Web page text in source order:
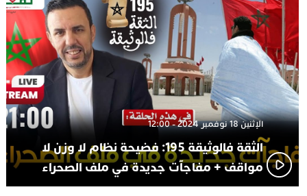
الإثنين 18 نوفمبر 2024 - 12:00
الثقة فالوثيقة 195: فضيحة نظام لا وزن لا
مواقف + مفاجآت جديدة في ملف الصحراء